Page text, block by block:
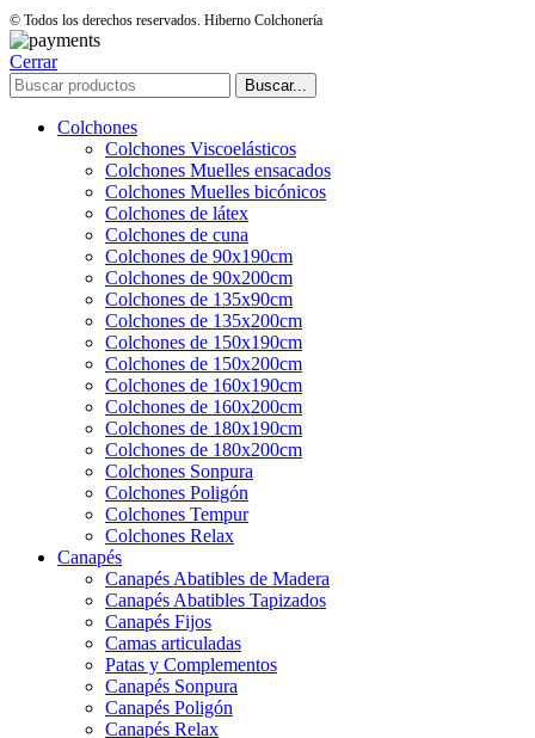
© Todos los derechos reservados. Hiberno Colchonería
Cerrar
Buscar...
Colchones
Colchones Viscoelásticos
Colchones Muelles ensacados
Colchones Muelles bicónicos
Colchones de látex
Colchones de cuna
Colchones de 90x190cm
Colchones de 90x200cm
Colchones de 135x90cm
Colchones de 135x200cm
Colchones de 150x190cm
Colchones de 150x200cm
Colchones de 160x190cm
Colchones de 160x200cm
Colchones de 180x190cm
Colchones de 180x200cm
Colchones Sonpura
Colchones Poligón
Colchones Tempur
Colchones Relax
Canapés
Canapés Abatibles de Madera
Canapés Abatibles Tapizados
Canapés Fijos
Camas articuladas
Patas y Complementos
Canapés Sonpura
Canapés Poligón
Canapés Relax